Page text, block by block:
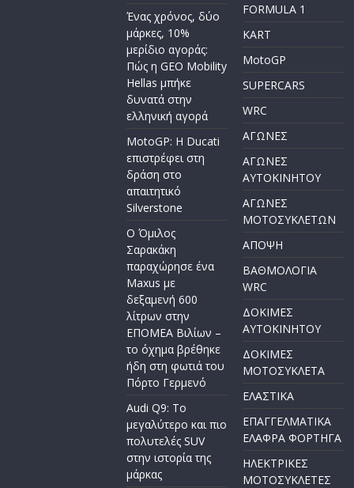
Ένας χρόνος, δύο
μάρκες, 10%
μερίδιο αγοράς:
Πώς η GEO Mobility
Hellas μπήκε
δυνατά στην
ελληνική αγορά
MotoGP: Η Ducati
επιστρέφει στη
δράση στο
απαιτητικό
Silverstone
Ο Όμιλος
Σαρακάκη
παραχώρησε ένα
Maxus με
δεξαμενή 600
λίτρων στην
ΕΠΟΜΕΑ Βιλίων –
το όχημα βρέθηκε
ήδη στη φωτιά του
Πόρτο Γερμενό
Audi Q9: Το
μεγαλύτερο και πιο
πολυτελές SUV
στην ιστορία της
μάρκας
FORMULA 1
KART
MotoGP
SUPERCARS
WRC
ΑΓΩΝΕΣ
ΑΓΩΝΕΣ
AYTOKINHTOY
ΑΓΩΝΕΣ
ΜΟΤΟΣΥΚΛΕΤΩΝ
ΑΠΟΨΗ
ΒΑΘΜΟΛΟΓΙΑ
WRC
ΔΟΚΙΜΕΣ
ΑΥΤΟΚΙΝΗΤΟΥ
ΔΟΚΙΜΕΣ
ΜΟΤΟΣΥΚΛΕΤΑ
ΕΛΑΣΤΙΚΑ
ΕΠΑΓΓΕΛΜΑΤΙΚΑ
ΕΛΑΦΡΑ ΦΟΡΤΗΓΑ
ΗΛΕΚΤΡΙΚΕΣ
ΜΟΤΟΣΥΚΛΕΤΕΣ